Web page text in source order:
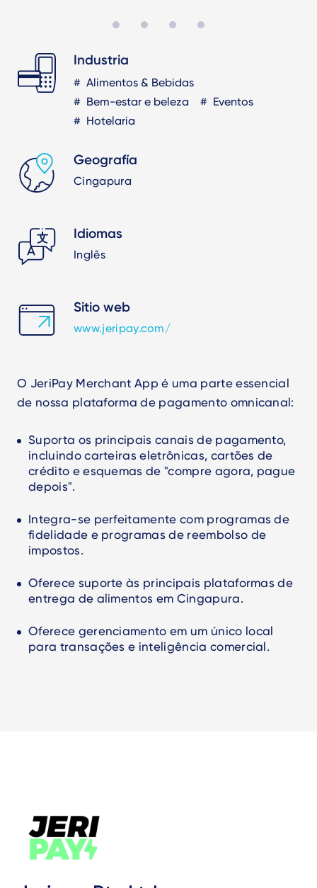
Industria
Alimentos & Bebidas
Bem-estar e beleza
Eventos
Hotelaria
Geografía
Cingapura
Idiomas
Inglês
Sitio web
www.jeripay.com/
O JeriPay Merchant App é uma parte essencial
de nossa plataforma de pagamento omnicanal:
Suporta os principais canais de pagamento,
incluindo carteiras eletrônicas, cartões de
crédito e esquemas de "compre agora, pague
depois".
Integra-se perfeitamente com programas de
fidelidade e programas de reembolso de
impostos.
Oferece suporte às principais plataformas de
entrega de alimentos em Cingapura.
Oferece gerenciamento em um único local
para transações e inteligência comercial.